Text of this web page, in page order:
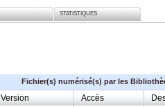
STATISTIQUES
Fichier(s) numérisé(s) par les
Version Accès